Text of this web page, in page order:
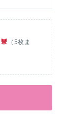
（5枚ま